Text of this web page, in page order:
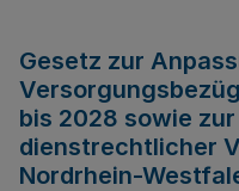
Gesetz zur
bis 2028 sowie
dienstrechtlicher
Nordrhein-